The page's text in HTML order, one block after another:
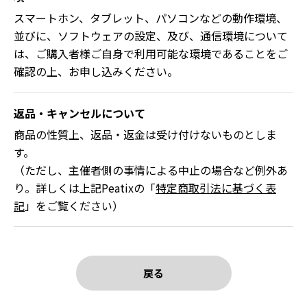
スマートホン、タブレット、パソコンなどの動作環境、
並びに、ソフトウェアの設定、及び、通信環境について
は、ご購入者様ご自身で利用可能な環境であることをご
確認の上、お申し込みください。
返品・キャンセルについて
商品の性質上、返品・返金は受け付けないものとしま
す。
（ただし、主催者側の事情による中止の場合など例外あ
り。詳しくは上記Peatixの「特定商取引法に基づく表
記」をご覧ください）
戻る